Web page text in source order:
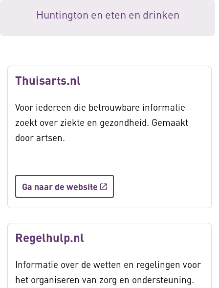
Huntington en eten en drinken
Thuisarts.nl
Voor iedereen die betrouwbare informatie
zoekt over ziekte en gezondheid. Gemaakt
door artsen.
Ga naar de website
Regelhulp.nl
Informatie over de wetten en regelingen voor
het organiseren van zorg en ondersteuning.